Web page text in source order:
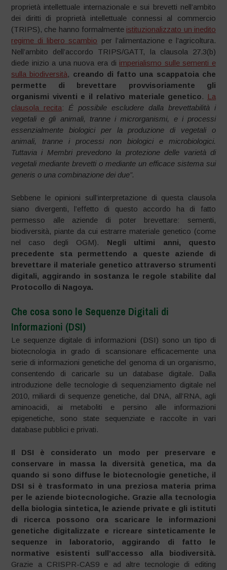
proprietà intellettuale internazionale e sui brevetti nell’ambito
dei diritti di proprietà intellettuale connessi al commercio
(TRIPS), che hanno formalmente istituzionalizzato un inedito
regime di libero scambio per l’alimentazione e l’agricoltura.
Nell’ambito dell’accordo TRIPS/GATT, la clausola 27.3(b)
diede inizio a una nuova era di imperialismo sulle sementi e
sulla biodiversità, creando di fatto una scappatoia che
permette di brevettare provvisoriamente gli
organismi viventi e il relativo materiale genetico. La
clausola recita: É possibile escludere dalla brevettabilità i
vegetali e gli animali, tranne i microrganismi, e i processi
essenzialmente biologici per la produzione di vegetali o
animali, tranne i processi non biologici e microbiologici.
Tuttavia i Membri prevedono la protezione delle varietà di
vegetali mediante brevetti o mediante un efficace sistema sui
generis o una combinazione dei due”.
Sebbene le opinioni sull’interpretazione di questa clausola
siano divergenti, l’effetto di questo accordo ha di fatto
permesso alle aziende di poter brevettare: sementi,
biodiversità, piante da cui estrarre materiale genetico (come
nel caso degli OGM). Negli ultimi anni, questo
precedente sta permettendo a queste aziende di
brevettare il materiale genetico attraverso strumenti
digitali, aggirando in sostanza le regole stabilite dal
Protocollo di Nagoya.
Che cosa sono le Sequenze Digitali di
Informazioni (DSI)
Le sequenze digitale di informazioni (DSI) sono un tipo di
biotecnologia in grado di scansionare efficacemente una
serie di informazioni genetiche del genoma di un organismo,
consentendo di caricarle su un database digitale. Dalla
introduzione delle tecnologie di sequenziamento digitale nel
2010, miliardi di sequenze genetiche, dal DNA, all’RNA, agli
aminoacidi, ai metaboliti e persino alle informazioni
epigenetiche, sono state sequenziate e raccolte in vari
database pubblici e privati.
Il DSI è considerato un modo per preservare e
conservare in massa la diversità genetica, ma da
quando si sono diffuse le biotecnologie genetiche, il
DSI si è trasformato in una preziosa materia prima
per le aziende biotecnologiche. Grazie alla tecnologia
della biologia sintetica, le aziende private e gli istituti
di ricerca possono ora scaricare le informazioni
genetiche digitalizzate e ricreare sinteticamente le
sequenze in laboratorio, aggirando di fatto le
normative esistenti sull’accesso alla biodiversità.
Grazie a CRISPR-CAS9 e ad altre tecnologie di editing